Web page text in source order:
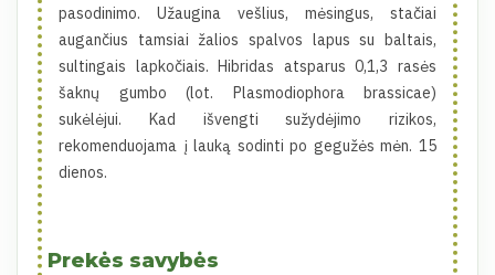
pasodinimo. Užaugina vešlius, mėsingus, stačiai
augančius tamsiai žalios spalvos lapus su baltais,
sultingais lapkočiais. Hibridas atsparus 0,1,3 rasės
šaknų gumbo (lot. Plasmodiophora brassicae)
sukėlėjui. Kad išvengti sužydėjimo rizikos,
rekomenduojama į lauką sodinti po gegužės mėn. 15
dienos.
Prekės savybės